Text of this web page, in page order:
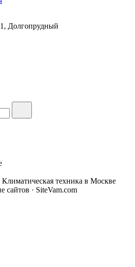
Долгопрудный
техника в Москве
сайтов · SiteVam.com